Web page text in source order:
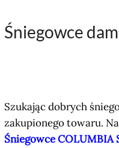
Śniegowce
Szukając dobrych
zakupionego towaru.
Śniegowce COLUMBIA